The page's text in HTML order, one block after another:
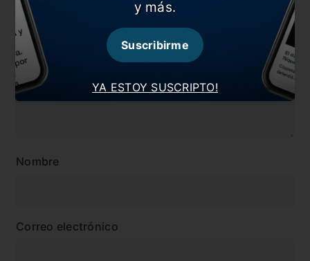
Dejá tu opinión acá!
Nombre
Correo electrónico
YA ESTOY SUSCRIPTO!
y más.
Suscribirme